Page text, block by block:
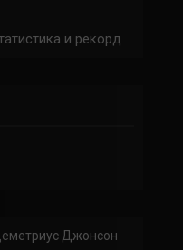
и рекорд
Джонсон